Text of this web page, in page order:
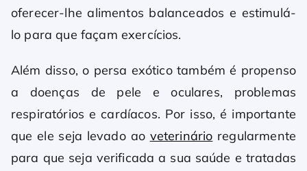
oferecer-lhe alimentos balanceados e estimulá-
lo para que façam exercícios.
Além disso, o persa exótico também é propenso
a doenças de pele e oculares, problemas
respiratórios e cardíacos. Por isso, é importante
que ele seja levado ao veterinário regularmente
para que seja verificada a sua saúde e tratadas